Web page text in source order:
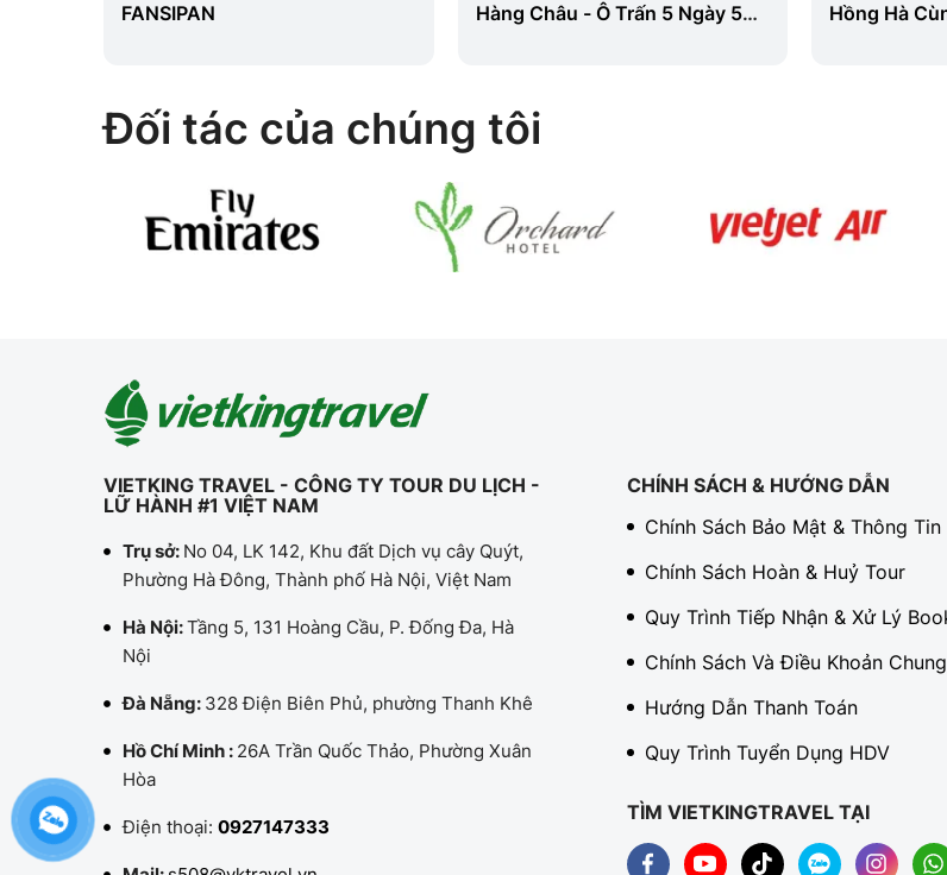
FANSIPAN
Hàng Châu - Ô Trấn 5 Ngày 5
Hồng Hà
Đối tác của chúng tôi
VIETKING TRAVEL - CÔNG TY TOUR DU LỊCH -
LỮ HÀNH #1 VIỆT NAM
Trụ sở: No 04, LK 142, Khu đất Dịch vụ cây Quýt,
Phường Hà Đông, Thành phố Hà Nội, Việt Nam
Hà Nội:Tầng 5, 131 Hoàng Cầu, P. Đống Đa, Hà
Nội
Đà Nẵng: 328 Điện Biên Phủ, phường Thanh Khê
Hồ Chí Minh : 26A Trần Quốc Thảo, Phường Xuân
Hòa
Điện thoại: 0927147333
CHÍNH SÁCH & HƯỚNG DẪN
Chính Sách Bảo Mật & Thông Tin
Chính Sách Hoàn & Huỷ Tour
Quy Trình Tiếp Nhận & Xử Lý
Chính Sách Và Điều Khoản Chung
Hướng Dẫn Thanh Toán
Quy Trình Tuyển Dụng HDV
TÌM VIETKINGTRAVEL TẠI